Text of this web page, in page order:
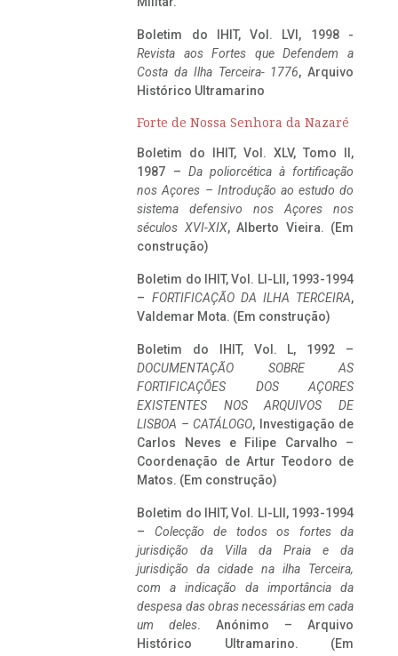
Boletim do IHIT, Vol. LVI, 1998 -
Revista aos Fortes que Defendem a
Costa da Ilha Terceira- 1776, Arquivo
Histórico Ultramarino
Forte de Nossa Senhora da Nazaré
Boletim do IHIT, Vol. XLV, Tomo II,
1987 – Da poliorcética à fortificação
nos Açores – Introdução ao estudo do
sistema defensivo nos Açores nos
séculos XVI-XIX, Alberto Vieira. (Em
construção)
Boletim do IHIT, Vol. LI-LII, 1993-1994
– FORTIFICAÇÃO DA ILHA TERCEIRA,
Valdemar Mota. (Em construção)
Boletim do IHIT, Vol. L, 1992 –
DOCUMENTAÇÃO SOBRE AS
FORTIFICAÇÕES DOS AÇORES
EXISTENTES NOS ARQUIVOS DE
LISBOA – CATÁLOGO, Investigação de
Carlos Neves e Filipe Carvalho –
Coordenação de Artur Teodoro de
Matos. (Em construção)
Boletim do IHIT, Vol. LI-LII, 1993-1994
– Colecção de todos os fortes da
jurisdição da Villa da Praia e da
jurisdição da cidade na ilha Terceira,
com a indicação da importância da
despesa das obras necessárias em cada
um deles. Anónimo – Arquivo
Histórico Ultramarino. (Em